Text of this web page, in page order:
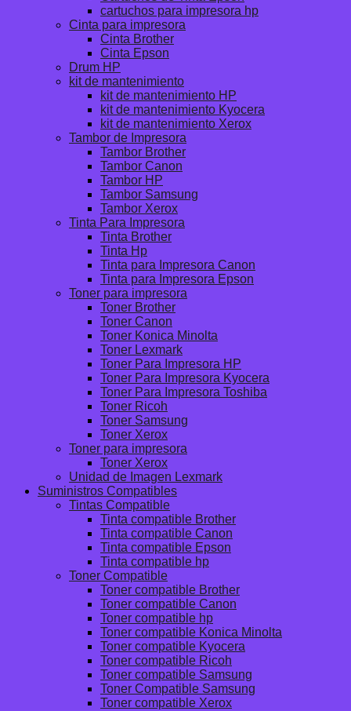
cartuchos para impresora hp
Cinta para impresora
Cinta Brother
Cinta Epson
Drum HP
kit de mantenimiento
kit de mantenimiento HP
kit de mantenimiento Kyocera
kit de mantenimiento Xerox
Tambor de Impresora
Tambor Brother
Tambor Canon
Tambor HP
Tambor Samsung
Tambor Xerox
Tinta Para Impresora
Tinta Brother
Tinta Hp
Tinta para Impresora Canon
Tinta para Impresora Epson
Toner para impresora
Toner Brother
Toner Canon
Toner Konica Minolta
Toner Lexmark
Toner Para Impresora HP
Toner Para Impresora Kyocera
Toner Para Impresora Toshiba
Toner Ricoh
Toner Samsung
Toner Xerox
Toner para impresora
Toner Xerox
Unidad de Imagen Lexmark
Suministros Compatibles
Tintas Compatible
Tinta compatible Brother
Tinta compatible Canon
Tinta compatible Epson
Tinta compatible hp
Toner Compatible
Toner compatible Brother
Toner compatible Canon
Toner compatible hp
Toner compatible Konica Minolta
Toner compatible Kyocera
Toner compatible Ricoh
Toner compatible Samsung
Toner Compatible Samsung
Toner compatible Xerox